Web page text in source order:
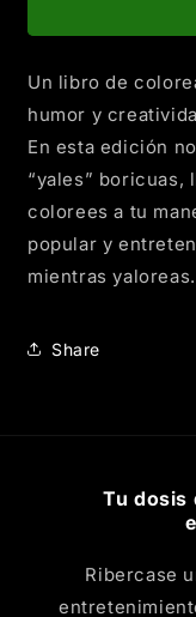
Un libro de
humor y
En esta edición
“yales” boricuas,
colorees a tu
popular y
mientras yaloreas.
Share
Tu dosis
Ribercase